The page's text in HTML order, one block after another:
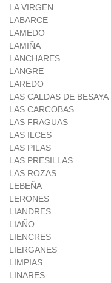
LA VIRGEN
LABARCE
LAMEDO
LAMIÑA
LANCHARES
LANGRE
LAREDO
LAS CALDAS DE BESAYA
LAS CARCOBAS
LAS FRAGUAS
LAS ILCES
LAS PILAS
LAS PRESILLAS
LAS ROZAS
LEBEÑA
LERONES
LIANDRES
LIAÑO
LIENCRES
LIERGANES
LIMPIAS
LINARES